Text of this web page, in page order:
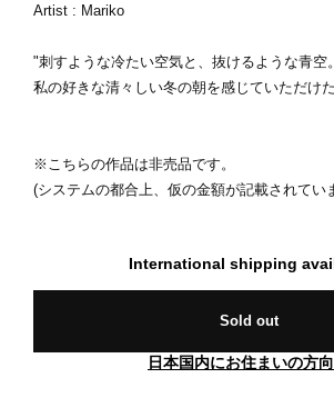
Artist : Mariko
"刺すような冷たい空気と、抜けるような青空。
私の好きな清々しい冬の朝を感じていただけ
※こちらの作品は非売品です。
(システムの都合上、仮の金額が記載されてい
International shipping
Sold out
日本国内にお住まいの方